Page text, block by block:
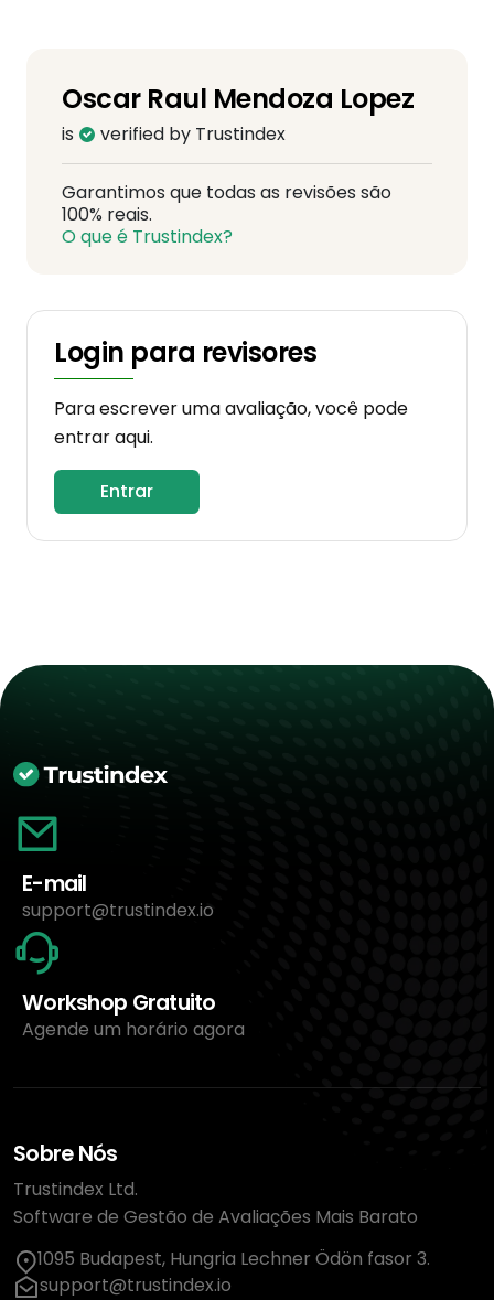
Oscar Raul Mendoza Lopez
is verified by Trustindex
Garantimos que todas as revisões são
100% reais.
O que é Trustindex?
Login para revisores
Para escrever uma avaliação, você pode
entrar aqui.
Entrar
E-mail
support@trustindex.io
Workshop Gratuito
Agende um horário agora
Sobre Nós
Trustindex Ltd.
Software de Gestão de Avaliações Mais Barato
1095 Budapest, Hungria Lechner Ödön fasor 3.
support@trustindex.io